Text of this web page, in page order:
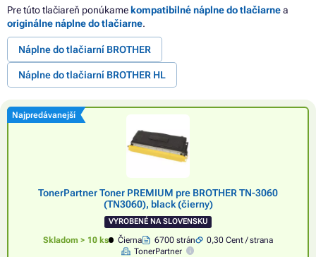
Pre túto tlačiareň ponúkame kompatibilné náplne do tlačiarnea
originálne náplne do tlačiarne.
Náplne do tlačiarní BROTHER
Náplne do tlačiarní BROTHER HL
Najpredávanejší
TonerPartner Toner PREMIUM pre BROTHER TN-3060
(TN3060), black (čierny)
VYROBENÉ NA SLOVENSKU
Skladom > 10 ks Čierna 6700 strán
0,30 Cent / strana
TonerPartner